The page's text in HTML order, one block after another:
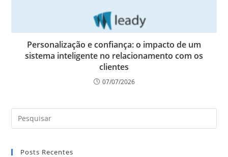
Personalização e confiança: o impacto de um
sistema inteligente no relacionamento com os
clientes
07/07/2026
Posts Recentes